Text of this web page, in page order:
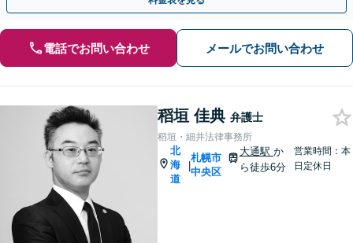
電話でお問い合わせ メールでお問い合わせ
稻垣 佳典 弁護士
稻垣・細井法律事務所
北
海
道
|
札幌市
中央区
大通駅 か
ら徒歩6分
営業時間：本
日定休日